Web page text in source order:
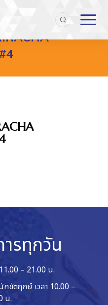
PARK SRIRACHA
ารทุกวัน
– 21.00 น.
กขัตฤกษ์ เวลา 10.00 –
น.